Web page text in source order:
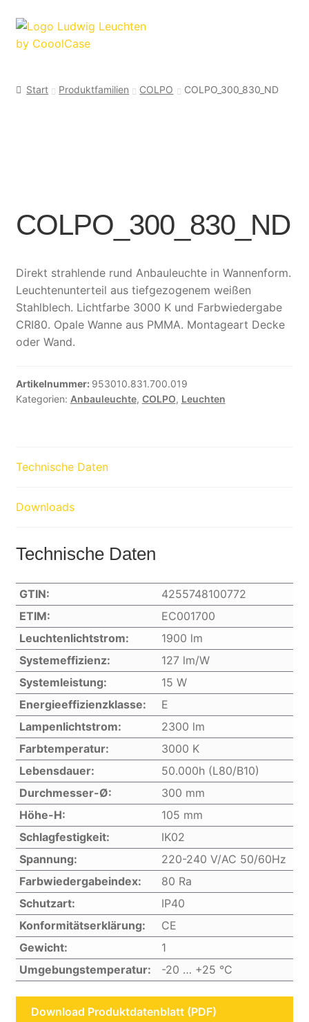
Zur
Navigation
Zum
Inhalt
Start Produktfamilien COLPO COLPO_300_830_ND
COLPO_300_830_ND
Direkt strahlende rund Anbauleuchte in Wannenform.
Leuchtenunterteil aus tiefgezogenem weißen
Stahlblech. Lichtfarbe 3000 K und Farbwiedergabe
CRI80. Opale Wanne aus PMMA. Montageart Decke
oder Wand.
Artikelnummer: 953010.831.700.019
Kategorien: Anbauleuchte, COLPO, Leuchten
Technische Daten
Downloads
Technische Daten
GTIN:
4255748100772
ETIM:
EC001700
Leuchtenlichtstrom:
1900 lm
Systemeffizienz:
127 lm/W
Systemleistung:
15 W
Energieeffizienzklasse:
E
Lampenlichtstrom:
2300 lm
Farbtemperatur:
3000 K
Lebensdauer:
50.000h (L80/B10)
Durchmesser-Ø:
300 mm
Höhe-H:
105 mm
Schlagfestigkeit:
IK02
Spannung:
220-240 V/AC 50/60Hz
Farbwiedergabeindex:
80 Ra
Schutzart:
IP40
Konformitätserklärung:
CE
Gewicht:
1
Umgebungstemperatur:
-20 … +25 °C
Download Produktdatenblatt (PDF)